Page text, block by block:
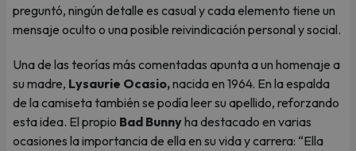
preguntó, ningún detalle es casual y cada elemento tiene un
mensaje oculto o una posible reivindicación personal y social.
Una de las teorías más comentadas apunta a un homenaje a
su madre, Lysaurie Ocasio,nacida en 1964. En la espalda
de la camiseta también se podía leer su apellido, reforzando
esta idea. El propio Bad Bunnyha destacado en varias
ocasiones la importancia de ella en su vida y carrera: “Ella